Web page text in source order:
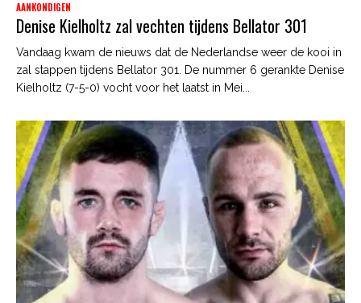
AANKONDIGEN
Denise Kielholtz zal vechten tijdens Bellator 301
Vandaag kwam de nieuws dat de Nederlandse weer de kooi in
zal stappen tijdens Bellator 301. De nummer 6 gerankte Denise
Kielholtz (7-5-0) vocht voor het laatst in Mei...